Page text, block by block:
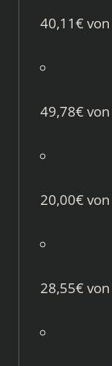
40,11€ von
49,78€ von
20,00€ von
28,55€ von